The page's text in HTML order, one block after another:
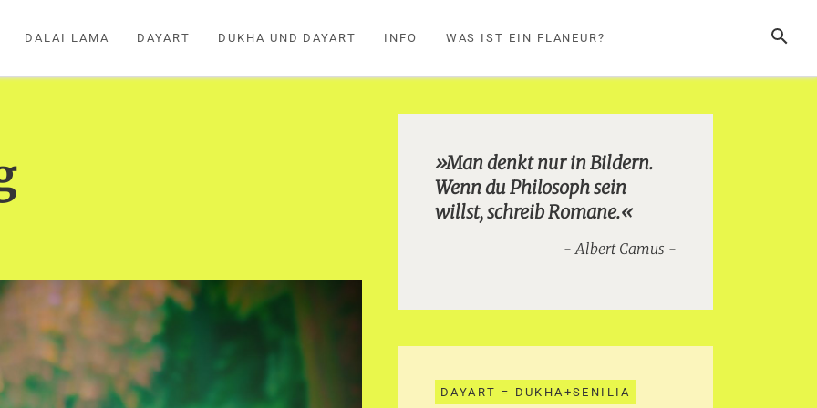
SUCHE
DALAI LAMA DAYART DUKHA UND DAYART INFO WAS IST EIN FLANEUR?
»Man denkt nur in Bildern.
Wenn du Philosoph sein
willst, schreib Romane.«
Albert Camus
DAYART = DUKHA+SENILIA